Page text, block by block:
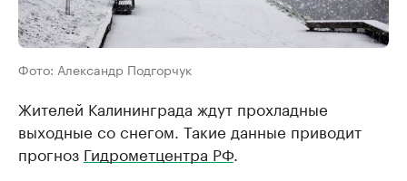
Фото: Александр Подгорчук
Жителей Калининграда ждут прохладные
выходные со снегом. Такие данные приводит
прогноз Гидрометцентра РФ